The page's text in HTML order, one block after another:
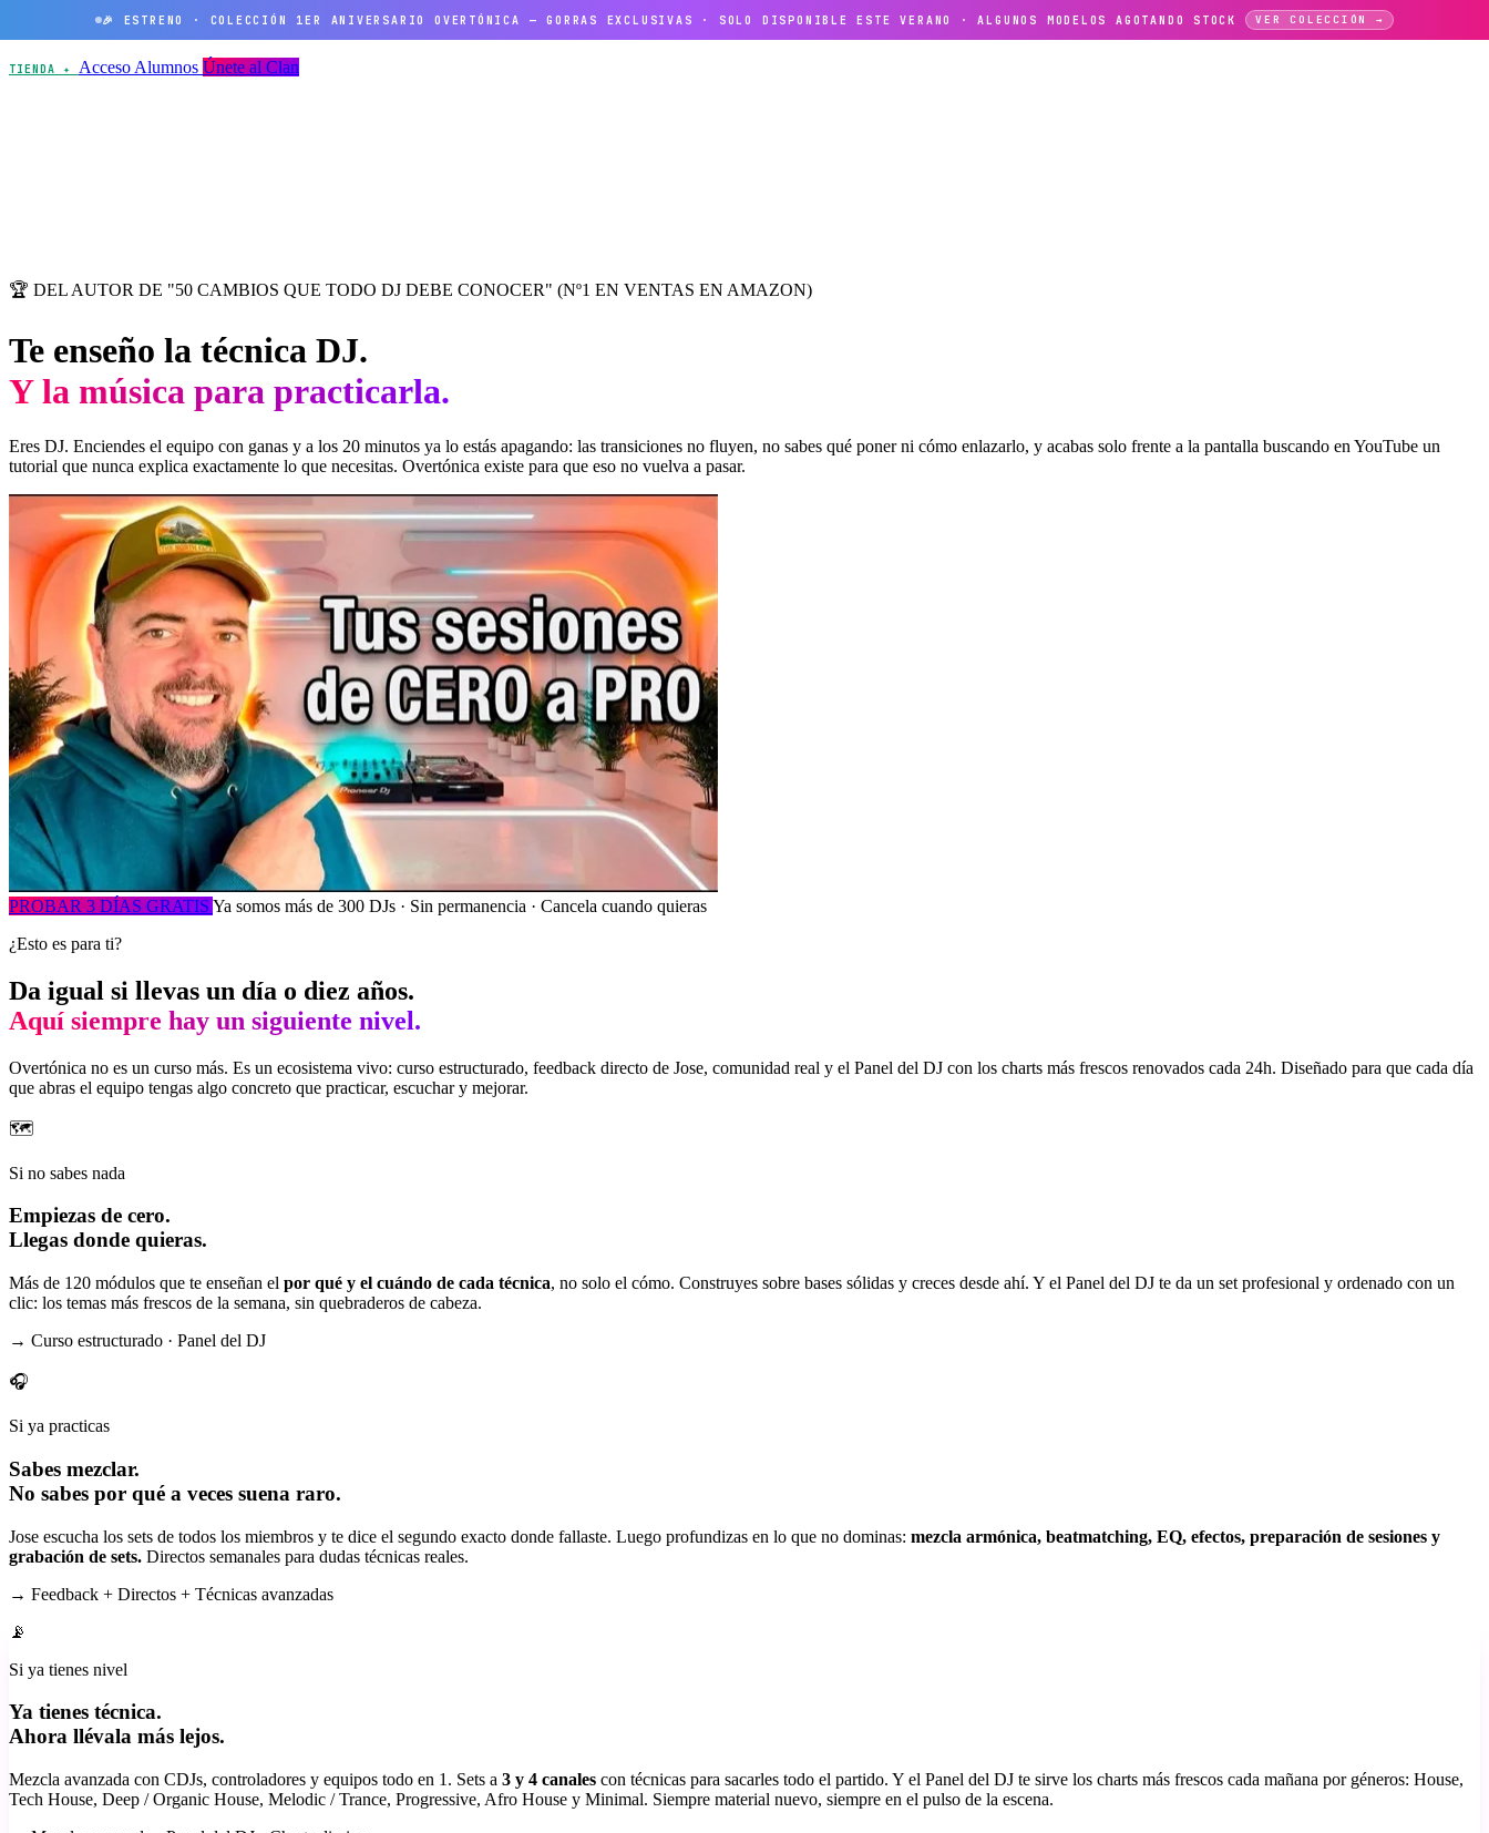
🎉 ESTRENO · COLECCIÓN 1ER ANIVERSARIO OVERTÓNICA — GORRAS EXCLUSIVAS · SOLO DISPONIBLE ESTE VERANO · ALGUNOS MODELOS AGOTANDO STOCK VER COLECCIÓN →
TIENDA ✦ Acceso Alumnos Únete al Clan
🏆 DEL AUTOR DE "50 CAMBIOS QUE TODO DJ DEBE CONOCER" (Nº1 EN VENTAS EN AMAZON)
Te enseño la técnica DJ.
Y la música para practicarla.
Eres DJ. Enciendes el equipo con ganas y a los 20 minutos ya lo estás apagando: las transiciones no fluyen, no sabes qué poner ni cómo enlazarlo, y acabas solo frente a la pantalla buscando en YouTube un
tutorial que nunca explica exactamente lo que necesitas. Overtónica existe para que eso no vuelva a pasar.
PROBAR 3 DÍAS GRATIS Ya somos más de 300 DJs · Sin permanencia · Cancela cuando quieras
¿Esto es para ti?
Da igual si llevas un día o diez años.
Aquí siempre hay un siguiente nivel.
Overtónica no es un curso más. Es un ecosistema vivo: curso estructurado, feedback directo de Jose, comunidad real y el Panel del DJ con los charts más frescos renovados cada 24h. Diseñado para que cada día
que abras el equipo tengas algo concreto que practicar, escuchar y mejorar.
🗺️
Si no sabes nada
Empiezas de cero.
Llegas donde quieras.
Más de 120 módulos que te enseñan el por qué y el cuándo de cada técnica, no solo el cómo. Construyes sobre bases sólidas y creces desde ahí. Y el Panel del DJ te da un set profesional y ordenado con un
clic: los temas más frescos de la semana, sin quebraderos de cabeza.
→ Curso estructurado · Panel del DJ
🎧
Si ya practicas
Sabes mezclar.
No sabes por qué a veces suena raro.
Jose escucha los sets de todos los miembros y te dice el segundo exacto donde fallaste. Luego profundizas en lo que no dominas: mezcla armónica, beatmatching, EQ, efectos, preparación de sesiones y
grabación de sets. Directos semanales para dudas técnicas reales.
→ Feedback + Directos + Técnicas avanzadas
📡
Si ya tienes nivel
Ya tienes técnica.
Ahora llévala más lejos.
Mezcla avanzada con CDJs, controladores y equipos todo en 1. Sets a 3 y 4 canales con técnicas para sacarles todo el partido. Y el Panel del DJ te sirve los charts más frescos cada mañana por géneros: House,
Tech House, Deep / Organic House, Melodic / Trance, Progressive, Afro House y Minimal. Siempre material nuevo, siempre en el pulso de la escena.